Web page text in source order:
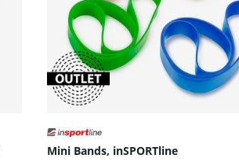
Mini Bands, inSPORTline